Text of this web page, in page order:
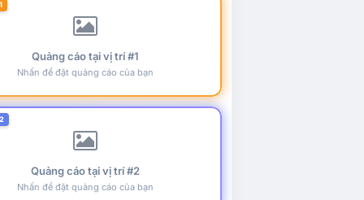
Quảng cáo tại vị trí #1
Nhấn để đặt quảng cáo của bạn
Quảng cáo tại vị trí #2
Nhấn để đặt quảng cáo của bạn